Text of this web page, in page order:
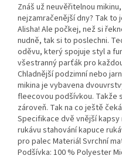
Znáš už neuvěřitelnou
nejzamračenější dny? Tak to
Alisha! Ale počkej, než si
nudně, tak si to poslechni.
oděvu, který spojuje styl a
všestranný parťák pro
Chladnější podzimní nebo
mikina je vybavena
fleecovou podšívkou. Takže
zároveň. Tak na co ještě
Specifikace dvě vnější kapsy
rukávu stahování kapuce
pro palec Materiál Svrchní
Podšívka: 100 % Polyester